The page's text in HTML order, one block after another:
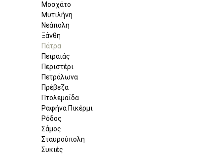
Μοσχάτο
Μυτιλήνη
Νεάπολη
Ξάνθη
Πάτρα
Πειραιάς
Περιστέρι
Πετράλωνα
Πρέβεζα
Πτολεμαΐδα
Ραφήνα Πικέρμι
Ρόδος
Σάμος
Σταυρούπολη
Συκιές